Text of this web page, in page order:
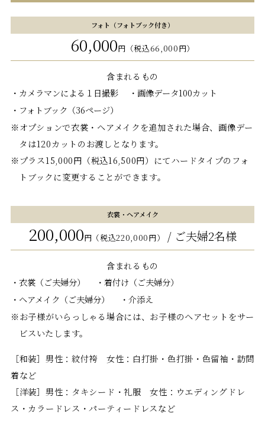
フォト（フォトブック付き）
60,000円（税込66,000円）
含まれるもの
カメラマンによる１日撮影
画像データ100カット
フォトブック（36ページ）
※オプションで衣裳・ヘアメイクを追加された場合、画像デー
タは120カットのお渡しとなります。
※プラス15,000円（税込16,500円）にてハードタイプのフォ
トブックに変更することができます。
衣裳・ヘアメイク
200,000円（税込220,000円） / ご夫婦2名様
含まれるもの
衣裳（ご夫婦分）
着付け（ご夫婦分）
ヘアメイク（ご夫婦分）
介添え
※お子様がいらっしゃる場合には、お子様のヘアセットをサー
ビスいたします。
［和装］男性：紋付袴 女性：白打掛・色打掛・色留袖・訪問
着など
［洋装］男性：タキシード・礼服 女性：ウエディングドレ
ス・カラードレス・パーティードレスなど